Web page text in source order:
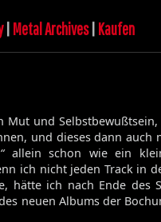
| Metal Archives| Kaufen
und
und dieses dann auch
allein schon wie ein
ich nicht jeden Track in
hätte ich nach Ende des
neuen Albums der